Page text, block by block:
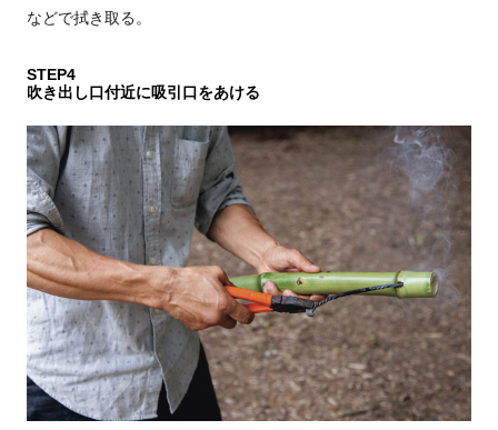
などで拭き取る。
STEP4
吹き出し口付近に吸引口をあける